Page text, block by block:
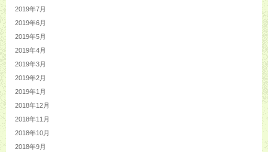
2019年7月
2019年6月
2019年5月
2019年4月
2019年3月
2019年2月
2019年1月
2018年12月
2018年11月
2018年10月
2018年9月